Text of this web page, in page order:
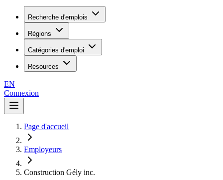
Recherche d'emplois
Régions
Catégories d'emploi
Resources
EN
Connexion
Page d'accueil
Employeurs
Construction Gély inc.